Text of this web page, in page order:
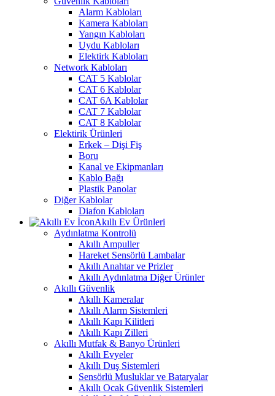
Alarm Kabloları
Kamera Kabloları
Yangın Kabloları
Uydu Kabloları
Elektirk Kabloları
Network Kabloları
CAT 5 Kablolar
CAT 6 Kablolar
CAT 6A Kablolar
CAT 7 Kablolar
CAT 8 Kablolar
Elektirik Ürünleri
Erkek – Dişi Fiş
Boru
Kanal ve Ekipmanları
Kablo Bağı
Plastik Panolar
Diğer Kablolar
Diafon Kabloları
Akıllı Ev Ürünleri
Aydınlatma Kontrolü
Akıllı Ampuller
Hareket Sensörlü Lambalar
Akıllı Anahtar ve Prizler
Akıllı Aydınlatma Diğer Ürünler
Akıllı Güvenlik
Akıllı Kameralar
Akıllı Alarm Sistemleri
Akıllı Kapı Kilitleri
Akıllı Kapı Zilleri
Akıllı Mutfak & Banyo Ürünleri
Akıllı Evyeler
Akıllı Duş Sistemleri
Sensörlü Musluklar ve Bataryalar
Akıllı Ocak Güvenlik Sistemleri